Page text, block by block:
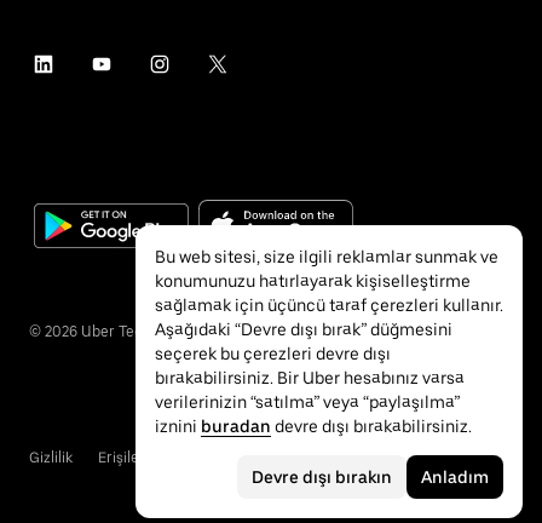
© 2026 Uber Technologies Inc.
Gizlilik Erişilebilirlik
Bu web sitesi, size ilgili reklamlar sunmak ve
konumunuzu hatırlayarak kişiselleştirme
sağlamak için üçüncü taraf çerezleri kullanır.
Aşağıdaki “Devre dışı bırak” düğmesini
seçerek bu çerezleri devre dışı
bırakabilirsiniz. Bir Uber hesabınız varsa
verilerinizin “satılma” veya “paylaşılma”
iznini buradan devre dışı bırakabilirsiniz.
Devre dışı bırakın Anladım